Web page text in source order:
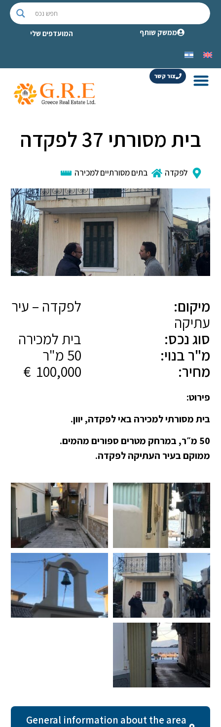
ממשק שותף המועדפים שלי
צור קשר
בית מסורתי 37 לפקדה
לפקדה בתים מסורתיים למכירה
מיקום:
לפקדה – עיר
עתיקה
סוג נכס:
בית למכירה
מ"ר בנוי:
מחיר:
פירוט:
בית מסורתי למכירה באי לפקדה, יוון.
50 מ״ר, במרחק מטרים ספורים מהמים.
ממוקם בעיר העתיקה לפקדה.
General information about the area